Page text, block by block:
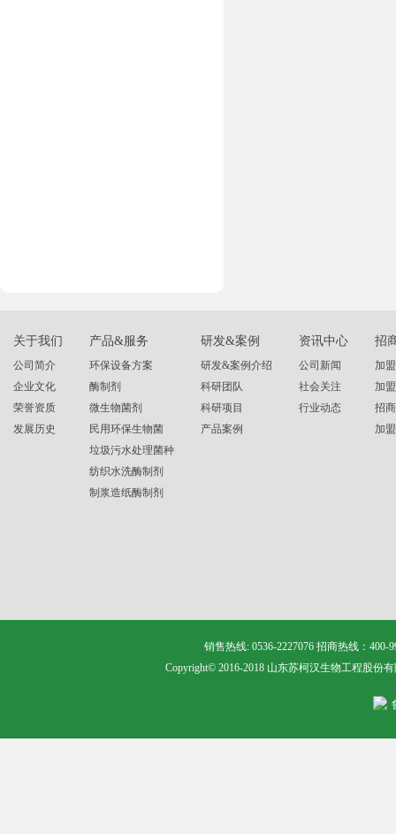
关于我们
公司简介
企业文化
荣誉资质
发展历史
产品&服务
环保设备方案
酶制剂
微生物菌剂
民用环保生物菌
垃圾污水处理菌种
纺织水洗酶制剂
制浆造纸酶制剂
研发&案例
研发&案例介绍
科研团队
科研项目
产品案例
资讯中心
公司新闻
社会关注
行业动态
招
加
加
招
加
销售热线: 0536-2227076 招商热线：
Copyright© 2016-2018 山东苏柯汉生物工程股份